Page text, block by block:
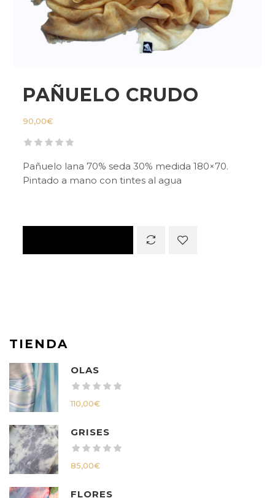
PAÑUELO CRUDO
90,00€
Pañuelo lana 70% seda 30% medida 180×70.
Pintado a mano con tintes al agua
TIENDA
OLAS
110,00€
GRISES
85,00€
FLORES